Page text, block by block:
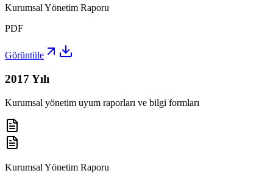
Kurumsal Yönetim Raporu
PDF
Görüntüle
2017 Yılı
Kurumsal yönetim uyum raporları ve bilgi formları
Kurumsal Yönetim Raporu